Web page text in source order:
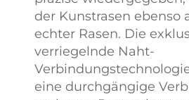
der Kunstrasen ebenso
echter Rasen. Die
verriegelnde Naht-
eine durchgängige